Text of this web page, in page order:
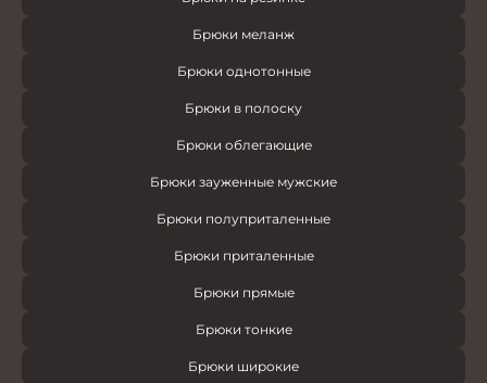
Брюки меланж
Брюки однотонные
Брюки в полоску
Брюки облегающие
Брюки зауженные мужские
Брюки полуприталенные
Брюки приталенные
Брюки прямые
Брюки тонкие
Брюки широкие